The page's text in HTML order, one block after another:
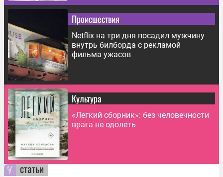
Происшествия
Netflix на три дня посадил мужчину
внутрь билборда с рекламой
фильма ужасов
Культура
«Легкий сборник»: без человечности
врага не одолеть
статьи